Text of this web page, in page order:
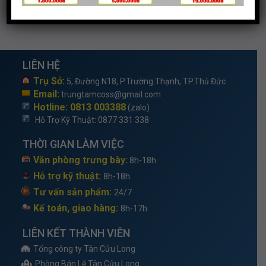
LIÊN HỆ
Trụ Sở: 5, Đường N18, P.Trường Thạnh, TP.Thủ Đức
Email: trungtamcoss@gmail.com
Hotline: 0813 003388(zalo)
Hỗ Trợ Kỹ Thuật: 0877 331 338
THỜI GIAN LÀM VIỆC
Văn phòng trưng bày: 8h-18h
Hỗ trợ kỹ thuật: 8h-18h
Tư vấn sản phẩm: 24/7
Kế toán, giao hàng: 8h-17h
LIÊN KẾT THÀNH VIÊN
Tổng công ty Tân Cửu Long
Phòng Bán Lẽ Tân Cửu Long